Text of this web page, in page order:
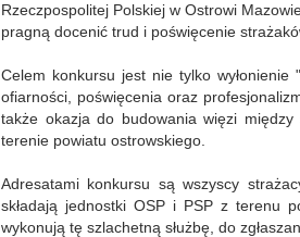
Rzeczpospolitej Polskiej w Ostrowi
pragną docenić trud i poświęcenie
Celem konkursu jest nie tylko
ofiarności, poświęcenia oraz
także okazja do budowania więzi
terenie powiatu ostrowskiego.
Adresatami konkursu są wszyscy
składają jednostki OSP i PSP z terenu
wykonują tę szlachetną służbę, do